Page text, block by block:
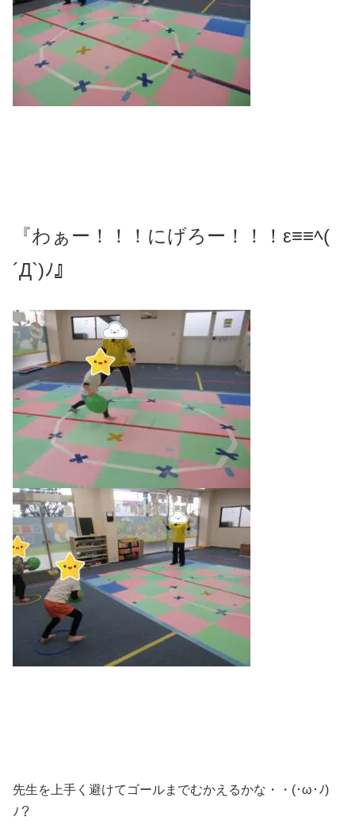
『わぁー！！！にげろー！！！ε≡≡ﾍ(
´Д`)ﾉ』
先生を上手く避けてゴールまでむかえるかな・・(･ω･ﾉ)
ﾉ？